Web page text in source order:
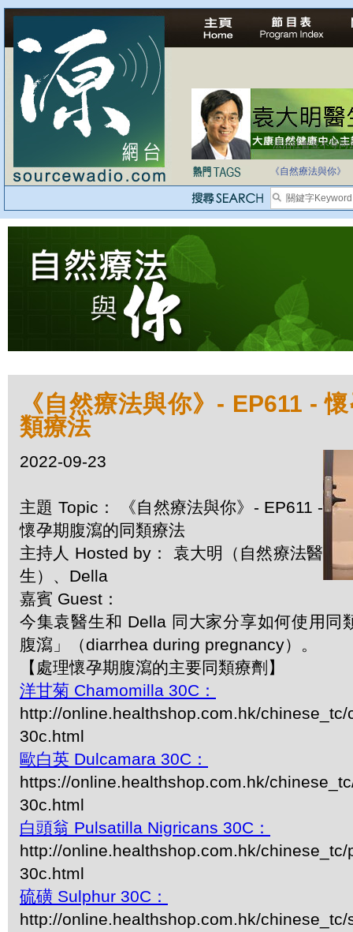
法治社會並不等同
《自然療法與你》
《自然療法與你》- EP611 -
類療法
2022-09-23
主題 Topic： 《自然療法與你》- EP611 -
懷孕期腹瀉的同類療法
主持人 Hosted by： 袁大明（自然療法醫
生）、Della
嘉賓 Guest：
今集袁醫生和 Della 同大家分享如何使用同
腹瀉」（diarrhea during pregnancy）。
【處理懷孕期腹瀉的主要同類療劑】
洋甘菊 Chamomilla 30C：
http://online.healthshop.com.hk/chinese_tc/
30c.html
歐白英 Dulcamara 30C：
https://online.healthshop.com.hk/
30c.html
白頭翁 Pulsatilla Nigricans 30C：
http://online.healthshop.com.hk/
30c.html
硫磺 Sulphur 30C：
http://online.healthshop.com.hk/